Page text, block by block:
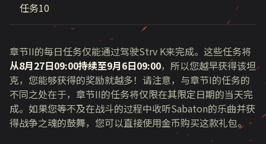
任务10
章节II的每日任务仅能通过驾驶Strv K来完成。这些任务将
从8月27日09:00持续至9月6日09:00，所以您越早获得该坦
克，您能够获得的奖励就越多！请注意，与章节I的任务的
不同之处在于，章节II的任务将仅限在其限定日期的当天完
成。如果您等不及在战斗的过程中收听Sabaton的乐曲并获
得战争之魂的鼓舞，您可以直接使用金币购买这款礼包。